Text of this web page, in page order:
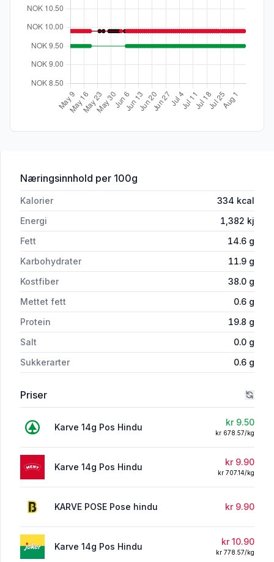
Næringsinnhold for 'Karve 14g Pos Hindu'
per 100g
Kalorier 334 kcal
Energi
1,382 kj
Fett
14.6 g
Karbohydrater
11.9 g
Kostfiber
38.0 g
Mettet fett
0.6 g
Protein
19.8 g
Salt
0.0 g
Sukkerarter
0.6 g
Priser
Karve 14g Pos Hindu kr 9.50
kr 678.57/kg
Karve 14g Pos Hindu kr 9.90
kr 707.14/kg
KARVE POSE Pose hindu kr 9.90
Karve 14g Pos Hindu kr 10.90
kr 778.57/kg